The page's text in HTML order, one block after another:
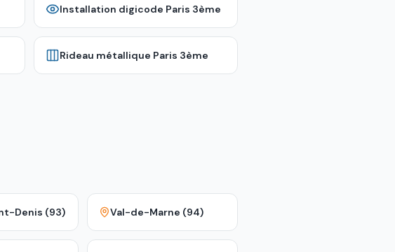
Installation digicode Paris 3ème
Rideau métallique Paris 3ème
Denis (93) Val-de-Marne (94)